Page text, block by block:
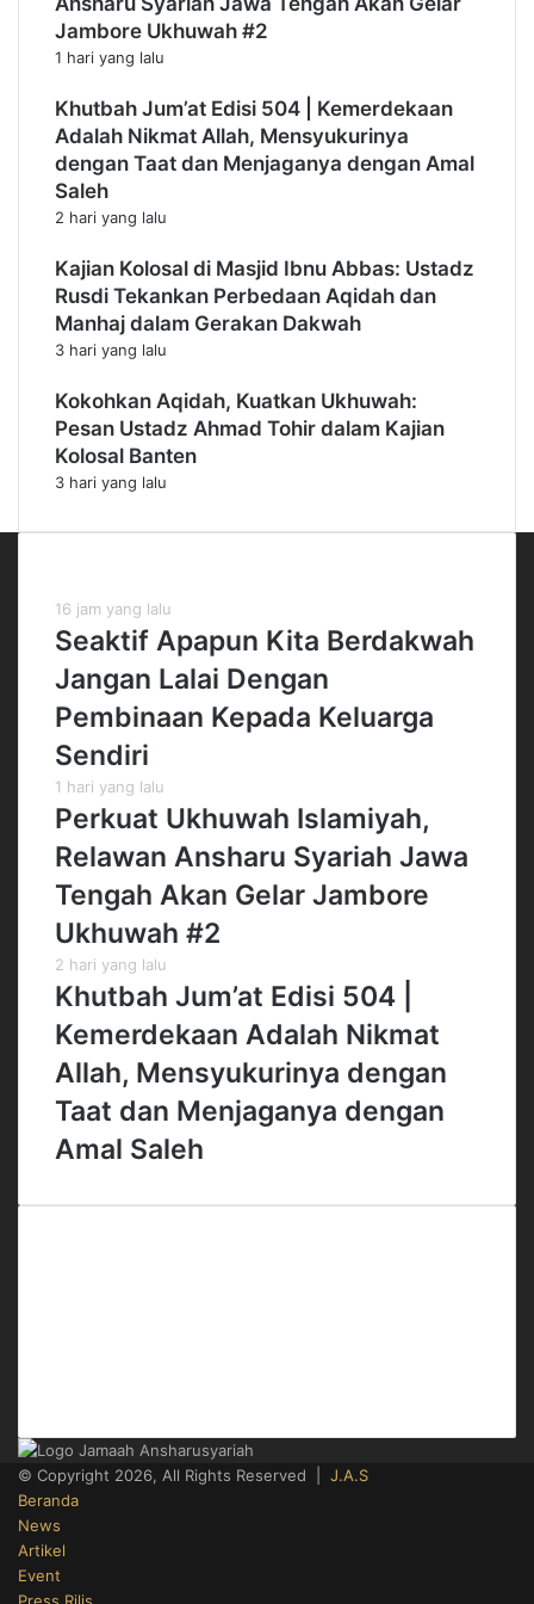
Jambore Ukhuwah #2
1 hari yang lalu
Khutbah Jum’at Edisi 504 | Kemerdekaan
Adalah Nikmat Allah, Mensyukurinya
dengan Taat dan Menjaganya dengan Amal
Saleh
2 hari yang lalu
Kajian Kolosal di Masjid Ibnu Abbas: Ustadz
Rusdi Tekankan Perbedaan Aqidah dan
Manhaj dalam Gerakan Dakwah
3 hari yang lalu
Kokohkan Aqidah, Kuatkan Ukhuwah:
Pesan Ustadz Ahmad Tohir dalam Kajian
Kolosal Banten
3 hari yang lalu
16 jam yang lalu
Seaktif Apapun Kita Berdakwah
Jangan Lalai Dengan
Pembinaan Kepada Keluarga
Sendiri
1 hari yang lalu
Perkuat Ukhuwah Islamiyah,
Relawan Ansharu Syariah Jawa
Tengah Akan Gelar Jambore
Ukhuwah #2
2 hari yang lalu
Khutbah Jum’at Edisi 504 |
Kemerdekaan Adalah Nikmat
Allah, Mensyukurinya dengan
Taat dan Menjaganya dengan
Amal Saleh
© Copyright 2026, All Rights Reserved | J.A.S
Beranda
News
Artikel
Event